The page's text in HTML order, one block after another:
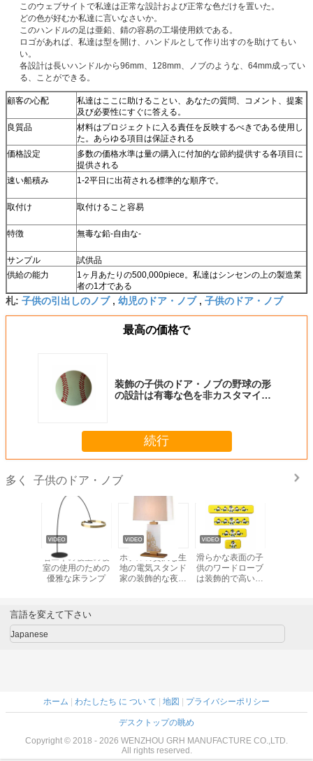
このウェブサイトで私達は正常な設計および正常な色だけを置いた。
どの色が好むか私達に言いなさいか。
このハンドルの足は亜鉛、錆の容易の工場使用鉄である。
ロゴがあれば、私達は型を開け、ハンドルとして作り出すのを助けてもい
い。
各設計は長いハンドルから96mm、128mm、ノブのような、64mm成ってい
る、ことができる。
顧客の心配
私達はここに助けることい、あなたの質問、コメント、提案
及び必要性にすぐに答える。
良質品
材料はプロジェクトに入る責任を反映するべきである使用し
た。あらゆる項目は保証される
価格設定
多数の価格水準は量の購入に付加的な節約提供する各項目に
提供される
速い船積み
1-2平日に出荷される標準的な順序で。
取付け 取付けること容易
特徴 無毒な鉛-自由な-
サンプル
試供品
供給の能力
1ヶ月あたりの500,000piece。私達はシンセンの上の製造業
者の1才である
札: 子供の引出しのノブ, 幼児のドア・ノブ, 子供のドア・ノブ
最高の価格で
装飾の子供のドア・ノブの野球の形
の設計は有毒な色を非カスタマイズ
続行
多く 子供のドア・ノブ
省エネの寝室の寝
室の使用のための
優雅な床ランプ
ホテルの贅沢な生
地の電気スタンド
家の装飾的な夜ラ
滑らかな表面の子
供のワードローブ
は装飾的で高い両
言語を変えて下さい
Japanese
ホーム | わたしたち に つい て | 地図 | プライバシーポリシー
デスクトップの眺め
Copyright © 2018 - 2026 WENZHOU GRH MANUFACTURE CO.,LTD.
All rights reserved.